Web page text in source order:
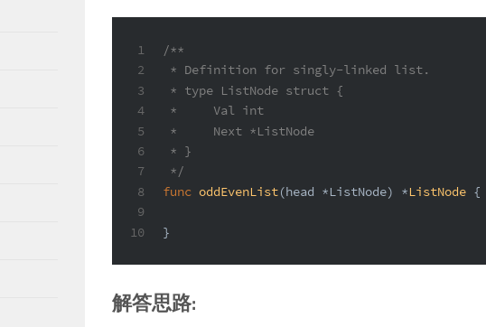
1
2
3
4
5
6
7
8
9
10
/**
* Definition for singly-linked list.
* type ListNode struct {
*     Val int
*     Next *ListNode
* }
*/
func oddEvenList(head *ListNode) *ListNode {
}
解答思路: